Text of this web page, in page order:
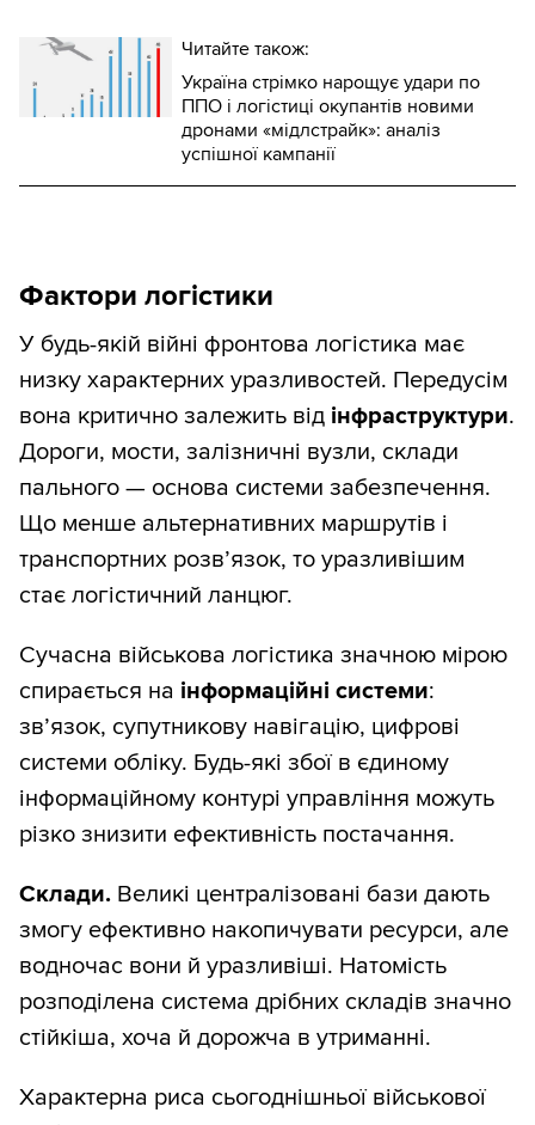
Читайте також:
Україна стрімко нарощує удари по
ППО і логістиці окупантів новими
дронами «мідлстрайк»: аналіз
успішної кампанії
Фактори логістики
У будь-якій війні фронтова логістика має
низку характерних уразливостей. Передусім
вона критично залежить від інфраструктури.
Дороги, мости, залізничні вузли, склади
пального — основа системи забезпечення.
Що менше альтернативних маршрутів і
транспортних розв’язок, то уразливішим
стає логістичний ланцюг.
Сучасна військова логістика значною мірою
спирається на інформаційні системи:
зв’язок, супутникову навігацію, цифрові
системи обліку. Будь-які збої в єдиному
інформаційному контурі управління можуть
різко знизити ефективність постачання.
Склади. Великі централізовані бази дають
змогу ефективно накопичувати ресурси, але
водночас вони й уразливіші. Натомість
розподілена система дрібних складів значно
стійкіша, хоча й дорожча в утриманні.
Характерна риса сьогоднішньої військової